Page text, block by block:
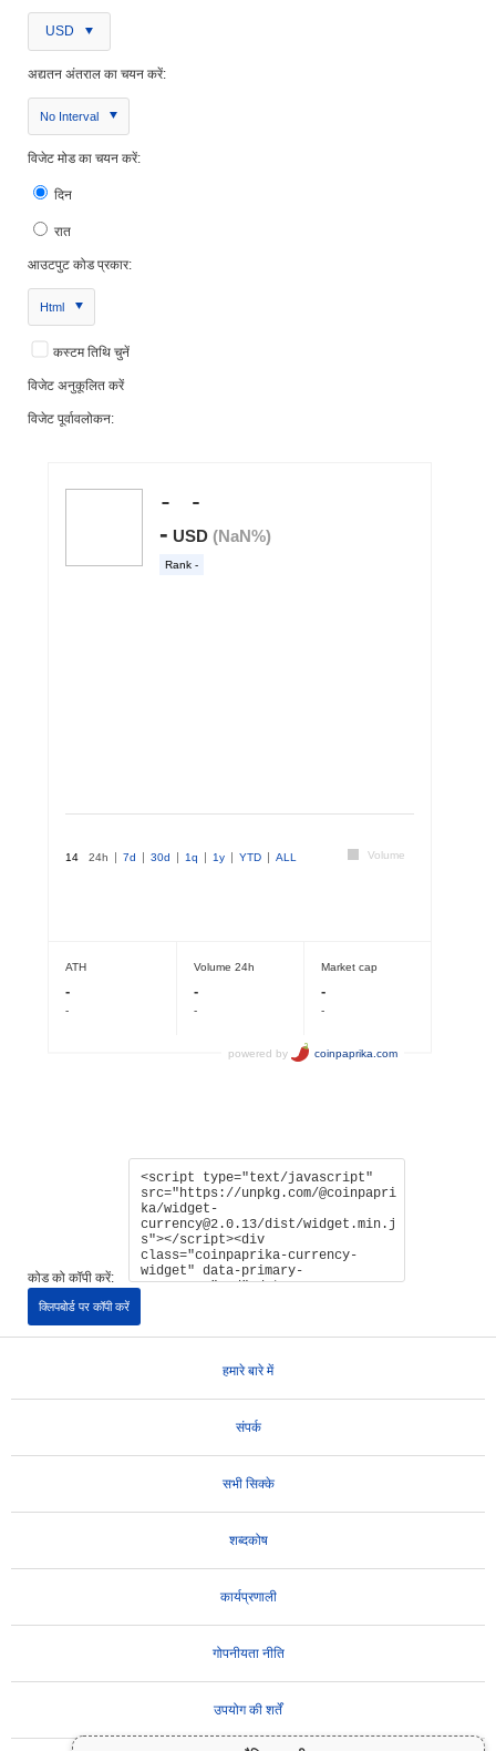
USD
अद्यतन अंतराल का चयन करें:
No Interval
विजेट मोड का चयन करें:
दिन
रात
आउटपुट कोड प्रकार:
Html
कस्टम तिथि चुनें
विजेट अनुकूलित करें
विजेट पूर्वावलोकन:
कोड को कॉपी करें:
क्लिपबोर्ड पर कॉपी करें
हमारे बारे में
संपर्क
सभी सिक्के
शब्दकोष
कार्यप्रणाली
गोपनीयता नीति
उपयोग की शर्तें